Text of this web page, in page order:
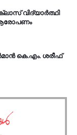
വിദ്യാർത്ഥി
ആരോപണം
കെ.എം. ശരീഫ്​